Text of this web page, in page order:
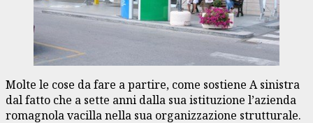
Molte le cose da fare a partire, come sostiene A sinistra
dal fatto che a sette anni dalla sua istituzione l’azienda
romagnola vacilla nella sua organizzazione strutturale.